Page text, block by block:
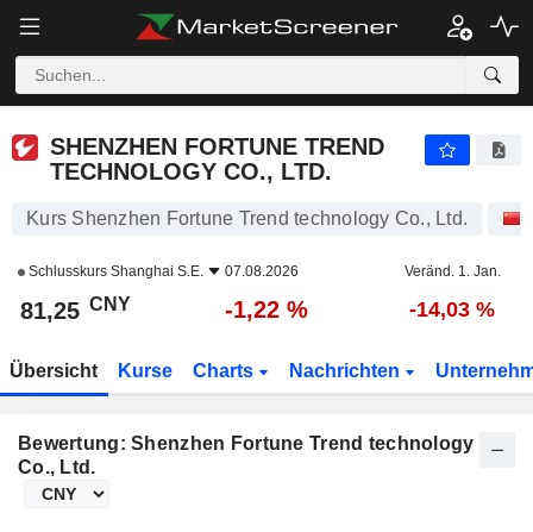
SHENZHEN FORTUNE TREND
TECHNOLOGY CO., LTD.
Kurs Shenzhen Fortune Trend technology Co., Ltd.
Schlusskurs Shanghai S.E. 07.08.2026 Veränd. 1. Jan.
81,25 CNY -1,22 % -14,03 %
Übersicht Kurse Charts Nachrichten
Bewertung: Shenzhen Fortune Trend technology
Co., Ltd.